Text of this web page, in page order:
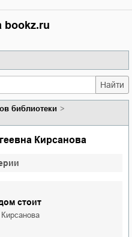
bookz.ru
Найти
библиотеки
Кирсанова
стоит
Кирсанова